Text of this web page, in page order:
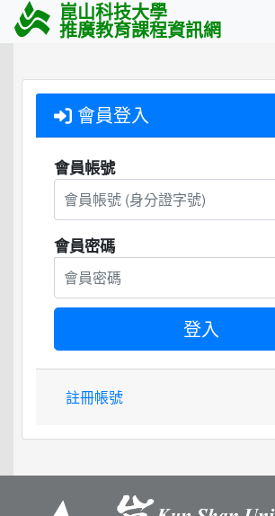
崑山科技大學
推廣教育課程資訊網
會員登入
會員帳號
會員密碼
註冊帳號